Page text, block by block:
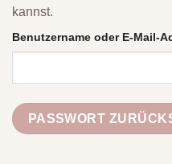
kannst.
Benutzername oder E-Mail-
PASSWORT